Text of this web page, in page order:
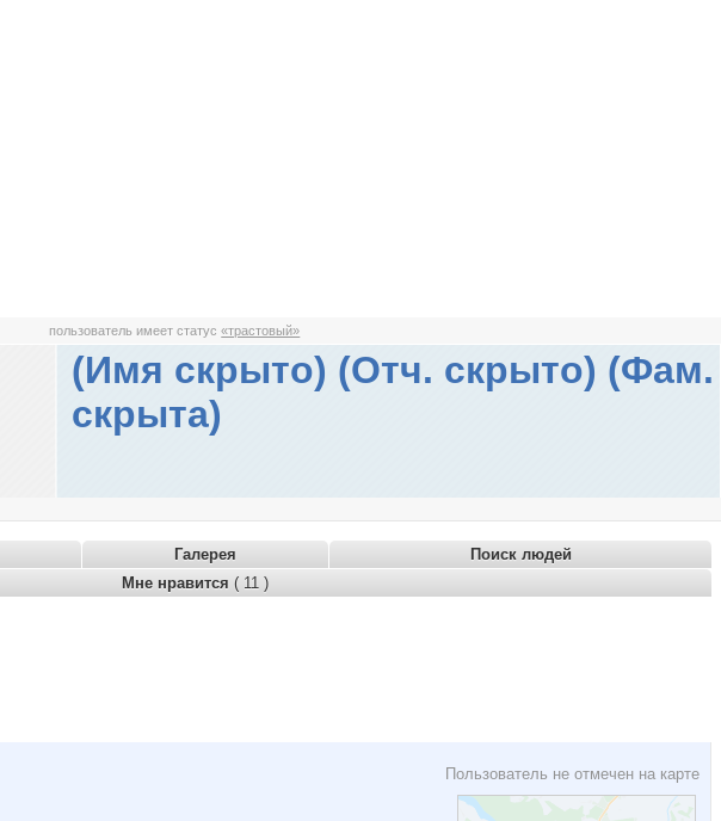
пользователь имеет статус«трастовый»
(Имя скрыто) (Отч. скрыто) (Фам.
скрыта)
Галерея
Поиск людей
Мне нравится ( 11 )
Пользователь не отмечен на карте